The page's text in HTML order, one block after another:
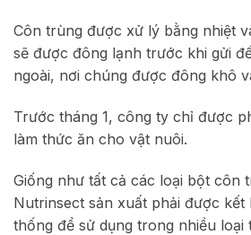
Côn trùng được xử lý bằng nhiệt
sẽ được đông lạnh trước khi gửi
ngoài, nơi chúng được đông khô
Trước tháng 1, công ty chỉ được
làm thức ăn cho vật nuôi.
Giống như tất cả các loại bột côn
Nutrinsect sản xuất phải được
thống để sử dụng trong nhiều loại